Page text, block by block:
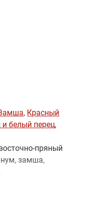
, Красный
белый перец,
пряный
замша,